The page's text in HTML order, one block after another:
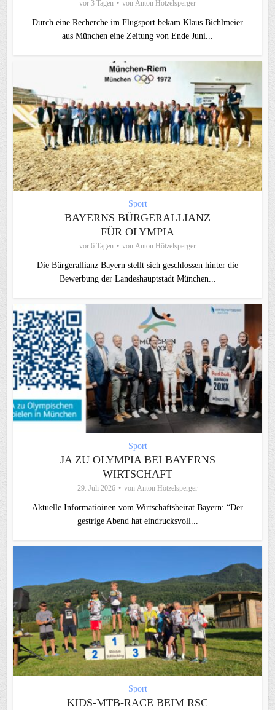
vor 3 Tagen von Anton Hötzelsperger
Durch eine Recherche im Flugsport bekam Klaus Bichlmeier
aus München eine Zeitung von Ende Juni...
Sport
BAYERNS BÜRGERALLIANZ
FÜR OLYMPIA
vor 6 Tagen von Anton Hötzelsperger
Die Bürgerallianz Bayern stellt sich geschlossen hinter die
Bewerbung der Landeshauptstadt München...
Sport
JA ZU OLYMPIA BEI BAYERNS
WIRTSCHAFT
29. Juli 2026 von Anton Hötzelsperger
Aktuelle Informatioinen vom Wirtschaftsbeirat Bayern: “Der
gestrige Abend hat eindrucksvoll...
Sport
KIDS-MTB-RACE BEIM RSC